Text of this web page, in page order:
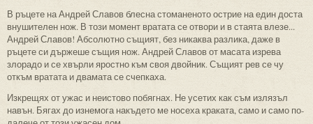
В ръцете на Андрей Славов блесна стоманеното острие на един доста
внушителен нож. В този момент вратата се отвори и в стаята влезе...
Андрей Славов! Абсолютно същият, без никаква разлика, даже в
ръцете си държеше същия нож. Андрей Славов от масата изрева
злорадо и се хвърли яростно към своя двойник. Същият рев се чу
откъм вратата и двамата се счепкаха.
Изкрещях от ужас и неистово побягнах. Не усетих как съм излязъл
навън. Бягах до изнемога накъдето ме носеха краката, само и само по-